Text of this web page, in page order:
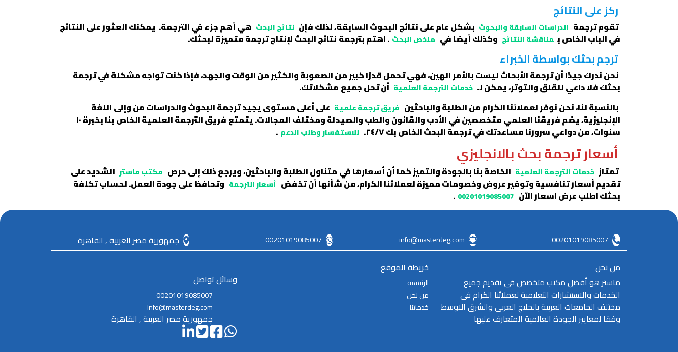
ركز على النتائج
تقوم ترجمة الدراسات السابقة والبحوث بشكل عام على نتائج البحوث السابقة، لذلك فإن نتائج البحث هي أهم جزء في الترجمة. يمكنك العثور على النتائج
في الباب الخاص ب مناقشة النتائج وكذلك أيضًا في ملخص البحث . اهتم بترجمة نتائج البحث لإنتاج ترجمة متميزة لبحثك.
ترجم بحثك بواسطة الخبراء
نحن ندرك جيدًا أن ترجمة الأبحاث ليست بالأمر الهين، فهي تحمل قدرًا كبير من الصعوبة والكثير من الوقت والجهد، فإذا كنت تواجه مشكلة في ترجمة
بحثك فلا داعي للقلق والتوتر، يمكن لـ خدمات الترجمة العلمية أن تحل جميع مشكلاتك.
بالنسبة لنا، نحن نوفر لعملائنا الكرام من الطلبة والباحثين فريق ترجمة علمية على أعلى مستوى يجيد ترجمة البحوث والدراسات من وإلى اللغة
الإنجليزية، يضم فريقنا العلمي متخصصين في الأدب والقانون والطب والصيدلة ومختلف المجالات. يتمتع فريق الترجمة العلمية الخاص بنا بخبرة ١٠
سنوات، من دواعي سرورنا مساعدتك في ترجمة البحث الخاص بك ٢٤/٧.
للاستفسار وطلب الدعم .
أسعار ترجمة بحث بالانجليزي
تمتاز خدمات الترجمة العلمية الخاصة بنا بالجودة والتميز كما أن أسعارها في متناول الطلبة والباحثين، ويرجع ذلك إلى حرص مكتب ماستر الشديد على
تقديم أسعار تنافسية وتوفير عروض وخصومات مميزة لعملائنا الكرام، من شأنها أن تخفض أسعار الترجمة وتحافظ على جودة العمل. لحساب تكلفة
بحثك اطلب عرض اسعار الآن 00201019085007
.
00201019085007
info@masterdeg.com
00201019085007
جمهورية مصر العربية , القاهرة
من نحن
ماستر هو أفضل مكتب متخصص فى تقديم جميع
الخدمات والاستشارات التعليمية لعملائنا الكرام فى
مختلف الجامعات العربية بالخليج العربى والشرق الاوسط
وفقا لمعايير الجودة العالمية المتعارف عليها
خريطة الموقع
الرئيسية
من نحن
خدماتنا
وسائل تواصل
00201019085007
info@masterdeg.com
جمهورية مصر العربية , القاهرة